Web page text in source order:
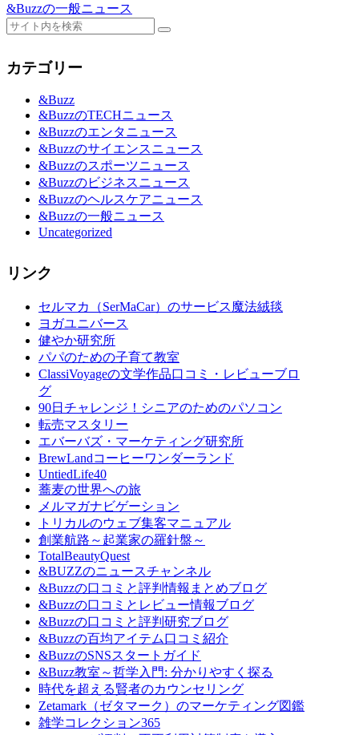
&Buzzの一般ニュース
カテゴリー
&Buzz
&BuzzのTECHニュース
&Buzzのエンタニュース
&Buzzのサイエンスニュース
&Buzzのスポーツニュース
&Buzzのビジネスニュース
&Buzzのヘルスケアニュース
&Buzzの一般ニュース
Uncategorized
リンク
セルマカ（SerMaCar）のサービス魔法絨毯
ヨガユニバース
健やか研究所
パパのための子育て教室
ClassiVoyageの文学作品口コミ・レビューブロ
グ
90日チャレンジ！シニアのためのパソコン
転売マスタリー
エバーバズ・マーケティング研究所
BrewLandコーヒーワンダーランド
UntiedLife40
蕎麦の世界への旅
メルマガナビゲーション
トリカルのウェブ集客マニュアル
創業航路～起業家の羅針盤～
TotalBeautyQuest
&BUZZのニュースチャンネル
&Buzzの口コミと評判情報まとめブログ
&Buzzの口コミとレビュー情報ブログ
&Buzzの口コミと評判研究ブログ
&Buzzの百均アイテム口コミ紹介
&BuzzのSNSスタートガイド
&Buzz教室～哲学入門: 分かりやすく探る
時代を超える賢者のカウンセリング
Zetamark（ゼタマーク）のマーケティング図鑑
雑学コレクション365